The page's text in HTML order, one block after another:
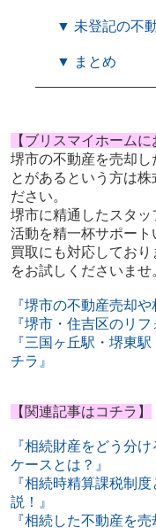
▼ 未登記の不
▼ まとめ
【ブリスマイホームに
堺市の不動産を売却し
とがあるという方は
ださい。
堺市に精通したスタ
活動を精一杯サポート
買取にも対応してお
をお試しくださいませ
『堺市の不動産売却
『堺市・住吉区のリ
『三国ヶ丘駅・堺東
チラ』
【関連記事はコチラ】
『相続財産をどう分
ケースとは？』
『相続時精算課税制
説！』
『相続した不動産を